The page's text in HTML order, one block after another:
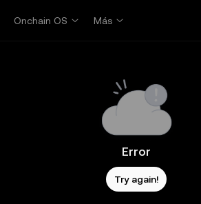
Onchain OS Más
Error
Try again!